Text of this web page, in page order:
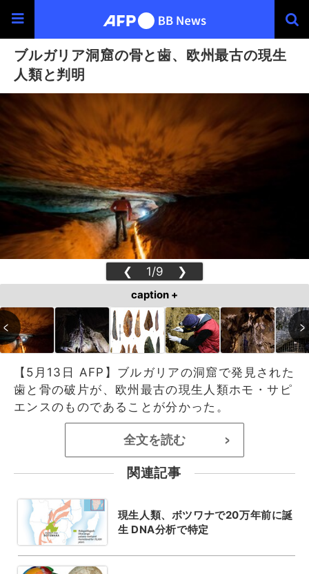
ブルガリア洞窟の骨と歯、欧州最古の現生
人類と判明
❮ 1/9 ❯
caption +
【5月13日 AFP】ブルガリアの洞窟で発見された
歯と骨の破片が、欧州最古の現生人類ホモ・サピ
エンスのものであることが分かった。
全文を読む >
関連記事
現生人類、ボツワナで20万年前に誕
生 DNA分析で特定